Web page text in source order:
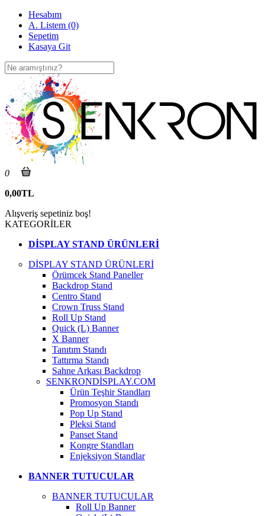
Hesabım
A. Listem (0)
Sepetim
Kasaya Git
0
0,00TL
Alışveriş sepetiniz boş!
KATEGORİLER
DİSPLAY STAND ÜRÜNLERİ
DİSPLAY STAND ÜRÜNLERİ
Örümcek Stand Paneller
Backdrop Stand
Centro Stand
Crown Truss Stand
Roll Up Stand
Quick (L) Banner
X Banner
Tanıtım Standı
Tattırma Standı
Sahne Arkası Backdrop
SENKRONDİSPLAY.COM
Ürün Teşhir Standları
Promosyon Standı
Pop Up Stand
Pleksi Stand
Panset Stand
Kongre Standları
Enjeksiyon Standlar
BANNER TUTUCULAR
BANNER TUTUCULAR
Roll Up Banner